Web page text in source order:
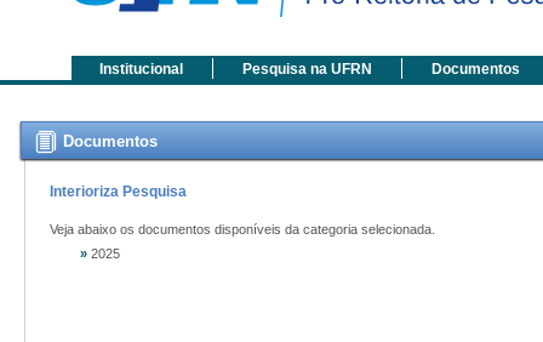
Institucional Pesquisa na UFRN Documentos
Documentos
Interioriza Pesquisa
Veja abaixo os documentos disponíveis da categoria selecionada.
» 2025